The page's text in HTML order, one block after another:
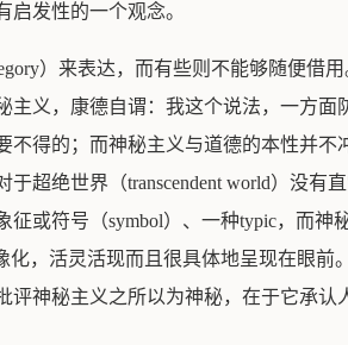
发性的一个观念。
）来表达，而有些则不能够随便借
义，康德自谓：我这个说法，一方
得的；而神秘主义与道德的本性并
超绝世界（transcendent world）没有
或符号（symbol）、一种typic，而
化，活灵活现而且很具体地呈现在眼
神秘主义之所以为神秘，在于它承